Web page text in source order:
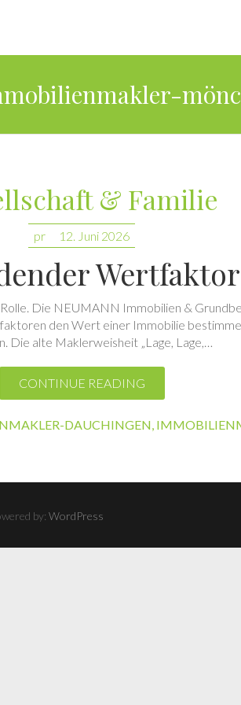
& Familie
pr 12. Juni 2026
Die NEUMANN Immobilien &
den Wert einer Immobilie
Die alte Maklerweisheit „Lage, Lage,…
CONTINUE READING
DAUCHINGEN
by: WordPress